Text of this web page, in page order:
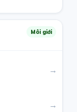
Môi giới
→
→